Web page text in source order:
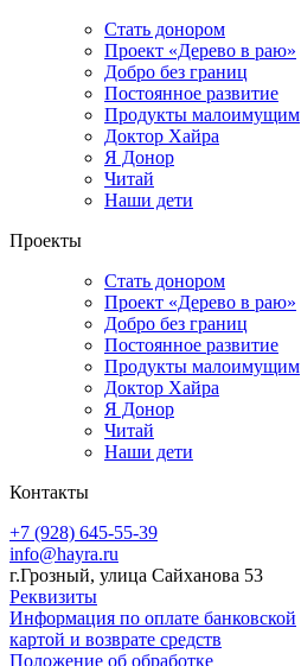
Стать донором
Проект «Дерево в раю»
Добро без границ
Постоянное развитие
Продукты малоимущим
Доктор Хайра
Я Донор
Читай
Наши дети
Проекты
Стать донором
Проект «Дерево в раю»
Добро без границ
Постоянное развитие
Продукты малоимущим
Доктор Хайра
Я Донор
Читай
Наши дети
Контакты
+7 (928) 645-55-39
info@hayra.ru
г.Грозный, улица Сайханова 53
Реквизиты
Информация по оплате банковской
картой и возврате средств
Положение об обработке